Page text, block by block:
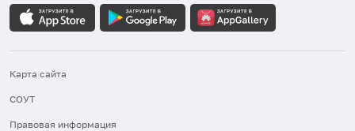
Карта сайта
СОУТ
Правовая информация